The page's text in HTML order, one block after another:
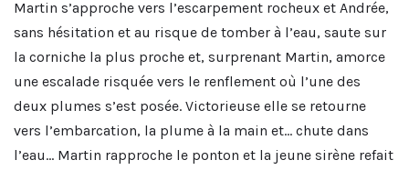
Martin s’approche vers l’escarpement rocheux et Andrée,
sans hésitation et au risque de tomber à l’eau, saute sur
la corniche la plus proche et, surprenant Martin, amorce
une escalade risquée vers le renflement où l’une des
deux plumes s’est posée. Victorieuse elle se retourne
vers l’embarcation, la plume à la main et… chute dans
l’eau… Martin rapproche le ponton et la jeune sirène refait